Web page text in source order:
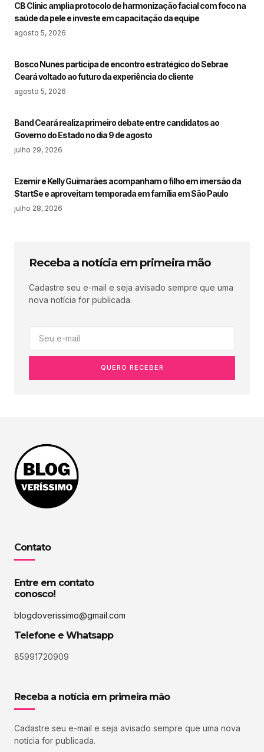
CB Clinic amplia protocolo de harmonização facial com foco na
saúde da pele e investe em capacitação da equipe
agosto 5, 2026
Bosco Nunes participa de encontro estratégico do Sebrae
Ceará voltado ao futuro da experiência do cliente
agosto 5, 2026
Band Ceará realiza primeiro debate entre candidatos ao
Governo do Estado no dia 9 de agosto
julho 29, 2026
Ezemir e Kelly Guimarães acompanham o filho em imersão da
StartSe e aproveitam temporada em família em São Paulo
julho 28, 2026
Receba a notícia em primeira mão
Cadastre seu e-mail e seja avisado sempre que uma
nova notícia for publicada.
QUERO RECEBER
Contato
Entre em contato
conosco!
blogdoverissimo@gmail.com
Telefone e Whatsapp
85991720909
Receba a notícia em primeira mão
Cadastre seu e-mail e seja avisado sempre que uma nova
notícia for publicada.